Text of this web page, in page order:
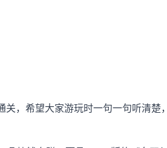
关，希望大家游玩时一句一句听清楚